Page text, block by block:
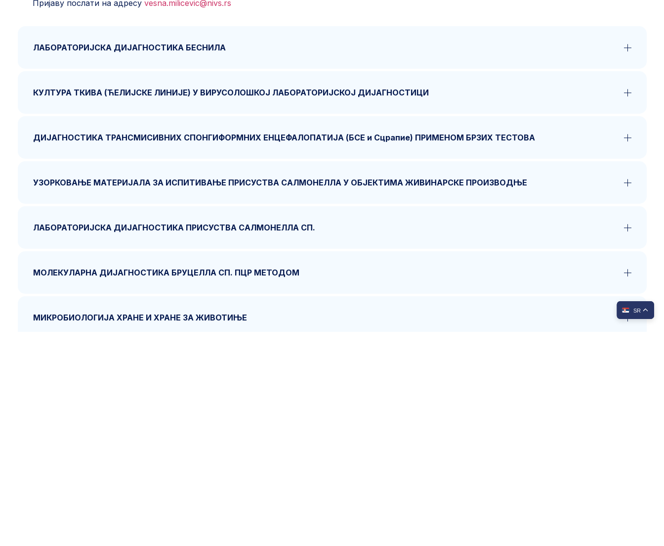
Пријаву послати на адресу vesna.milicevic@nivs.rs
ЛАБОРАТОРИЈСКА ДИЈАГНОСТИКА БЕСНИЛА
КУЛТУРА ТКИВА (ЋЕЛИЈСКЕ ЛИНИЈЕ) У ВИРУСОЛОШКОЈ ЛАБОРАТОРИЈСКОЈ ДИЈАГНОСТИЦИ
ДИЈАГНОСТИКА ТРАНСМИСИВНИХ СПОНГИФОРМНИХ ЕНЦЕФАЛОПАТИЈА (БСЕ и Сцрапие) ПРИМЕНОМ БРЗИХ ТЕСТОВА
УЗОРКОВАЊЕ МАТЕРИЈАЛА ЗА ИСПИТИВАЊЕ ПРИСУСТВА САЛМОНЕЛЛА У ОБЈЕКТИМА ЖИВИНАРСКЕ ПРОИЗВОДЊЕ
ЛАБОРАТОРИЈСКА ДИЈАГНОСТИКА ПРИСУСТВА САЛМОНЕЛЛА СП.
МОЛЕКУЛАРНА ДИЈАГНОСТИКА БРУЦЕЛЛА СП. ПЦР МЕТОДОМ
МИКРОБИОЛОГИЈА ХРАНЕ И ХРАНЕ ЗА ЖИВОТИЊЕ
SR